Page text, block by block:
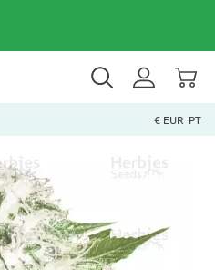
€ EUR PT